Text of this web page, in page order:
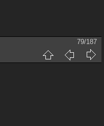
79/187